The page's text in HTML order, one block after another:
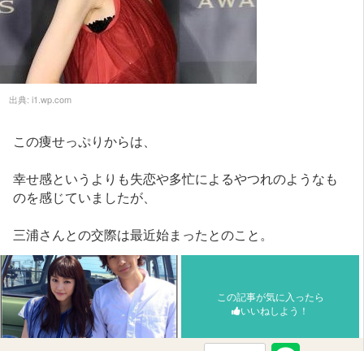
出典: i1.wp.com
この痩せっぷりからは、
幸せ感というよりも失恋や多忙によるやつれのようなも
のを感じていましたが、
三浦さんとの交際は最近始まったとのこと。
この記事が気に入ったら
いいねしよう！